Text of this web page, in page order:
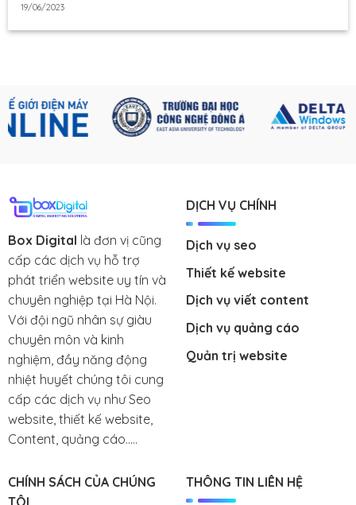
19/06/2023
Box Digital là đơn vị cũng
cấp các dịch vụ hỗ trợ
phát triển website uy tín và
chuyên nghiệp tại Hà Nội.
Với đội ngũ nhân sự giàu
chuyên môn và kinh
nghiệm, đầy năng động
nhiệt huyết chúng tôi cung
cấp các dịch vụ như Seo
website, thiết kế website,
Content, quảng cáo.....
DỊCH VỤ CHÍNH
Dịch vụ seo
Thiết kế website
Dịch vụ viết content
Dịch vụ quảng cáo
Quản trị website
CHÍNH SÁCH CỦA CHÚNG
THÔNG TIN LIÊN HỆ